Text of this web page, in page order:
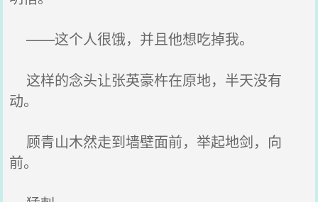
——这个人很饿，并且他想吃掉我。
这样的念头让张英豪杵在原地，半天没有
动。
顾青山木然走到墙壁面前，举起地剑，向
前。